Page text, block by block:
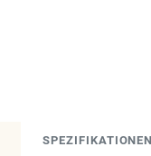
SPEZIFIKATIONEN